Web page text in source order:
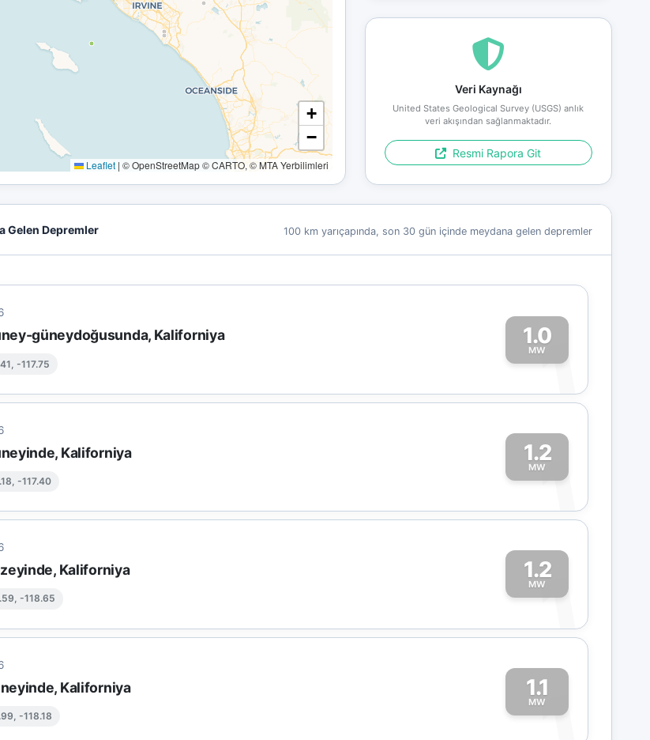
+
−
Leaflet | © OpenStreetMap © CARTO, © MTA Yerbilimleri
Veri Kaynağı
United States Geological Survey (USGS) anlık
veri akışından sağlanmaktadır.
Resmi Rapora Git
Gelen Depremler 100 km yarıçapında, son 30 gün içinde meydana gelen depremler
güneydoğusunda, Kaliforniya
-117.75
1.0
MW
1
Kaliforniya
-117.40
1.2
MW
1
Kaliforniya
-118.65
1.2
MW
1
Kaliforniya
-118.18
1.1
MW